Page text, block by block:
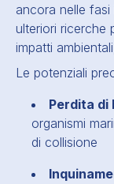
ancora nelle
ulteriori ricerche
impatti
Le potenziali
Perdita di
organismi
di collisione